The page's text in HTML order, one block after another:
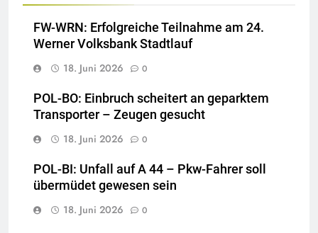
FW-WRN: Erfolgreiche Teilnahme am 24.
Werner Volksbank Stadtlauf
18. Juni 2026
0
POL-BO: Einbruch scheitert an geparktem
Transporter – Zeugen gesucht
18. Juni 2026
0
POL-BI: Unfall auf A 44 – Pkw-Fahrer soll
übermüdet gewesen sein
18. Juni 2026
0